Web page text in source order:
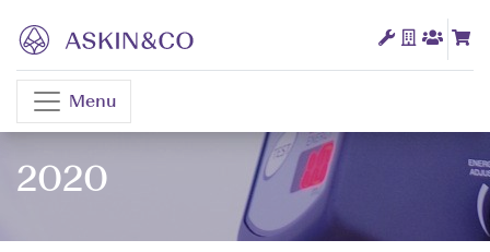
Menu
2020